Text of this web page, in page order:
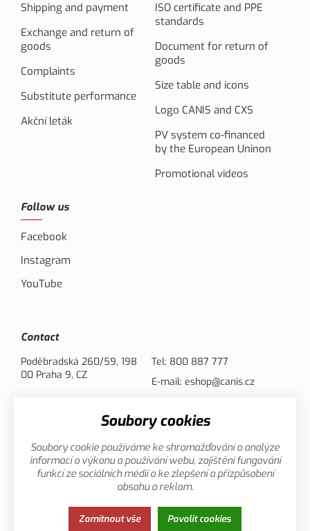
Shipping and payment
Exchange and return of
goods
Complaints
Substitute performance
Akční leták
ISO certificate and PPE
standards
Document for return of
goods
Size table and icons
Logo CANIS and CXS
PV system co-financed
by the European Uninon
Promotional videos
Follow us
Facebook
Instagram
YouTube
Contact
Poděbradská 260/59, 198
00 Praha 9, CZ
Tel: 800 887 777
E-mail: eshop@canis.cz
This page uses cookies. Click for more
information.
Soubory cookies
Soubory cookie používáme ke shromažďování a analýze
informací o výkonu a používání webu, zajištění fungování
funkcí ze sociálních médií a ke zlepšení a přizpůsobení
obsahu a reklam.
Zamítnout vše Povolit cookies